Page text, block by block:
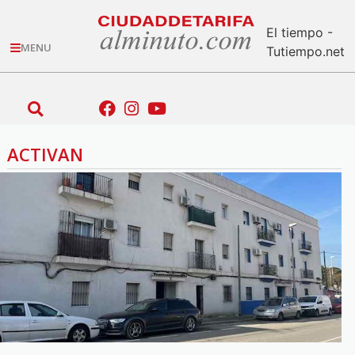
MENU
El tiempo -
Tutiempo.net
ACTIVAN